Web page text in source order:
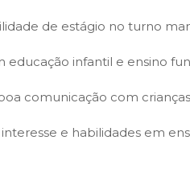
de estágio no turno
educação infantil e ensino
comunicação com
e habilidades em